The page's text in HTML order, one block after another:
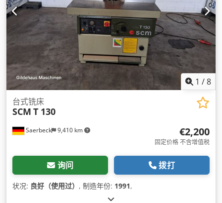
1 /8
Saerbeck 9,410 km
台式铣床
SCM T 130
€2,200
固定价格 不含增值税
询问 拨打
状况: 良好（使用过） , 制造年份: 1991,